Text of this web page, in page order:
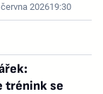
června 202619:30
trénink se